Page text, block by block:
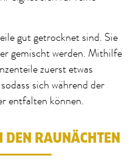
gut getrocknet sind. Sie
gemischt werden. Mithilfe
zuerst etwas
sich während der
entfalten können.
RAUNÄCHTEN